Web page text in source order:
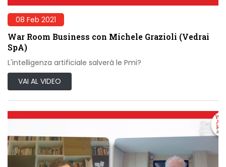
08 Feb 2021
War Room Business con Michele Grazioli (Vedrai
SpA)
L'intelligenza artificiale salverà le Pmi?
VAI AL VIDEO